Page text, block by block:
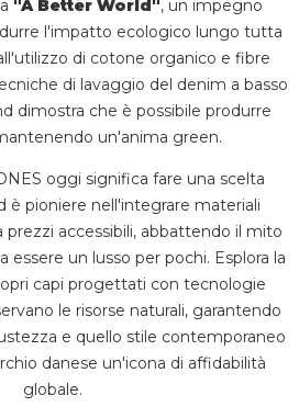
"A Better World", un impegno
l'impatto ecologico lungo tutta
di cotone organico e fibre
di lavaggio del denim a basso
dimostra che è possibile produrre
un'anima green.
oggi significa fare una scelta
è pioniere nell'integrare materiali
prezzi accessibili, abbattendo il mito
essere un lusso per pochi. Esplora la
capi progettati con tecnologie
le risorse naturali, garantendo
e quello stile contemporaneo
danese un'icona di affidabilità
globale.